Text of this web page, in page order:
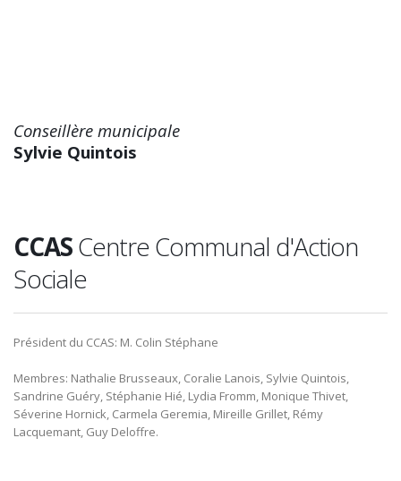
Conseillère municipale
Sylvie Quintois
CCASCentre Communal d'Action
Sociale
Président du CCAS: M. Colin Stéphane
Membres: Nathalie Brusseaux, Coralie Lanois, Sylvie Quintois,
Sandrine Guéry, Stéphanie Hié, Lydia Fromm, Monique Thivet,
Séverine Hornick, Carmela Geremia, Mireille Grillet, Rémy
Lacquemant, Guy Deloffre.